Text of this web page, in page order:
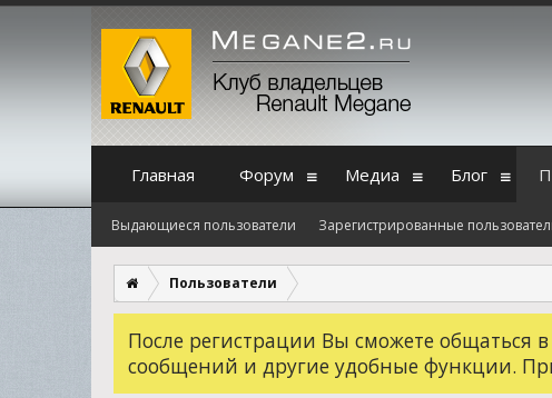
Пользователи
После регистрации Вы сможете общаться
сообщений и другие удобные функции.
Главная Форум Медиа Блог
Выдающиеся пользователи Зарегистрированные